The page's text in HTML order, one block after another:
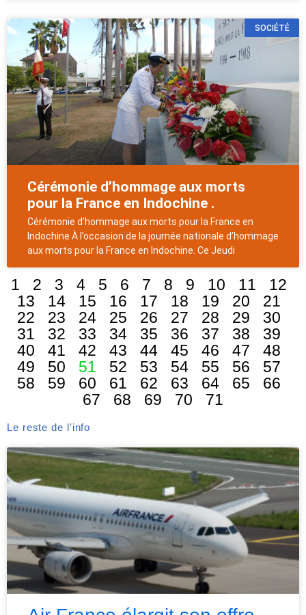
SOCIÉTÉ
Cérémonie d’hommage aux morts
pour la France en Indochine .
Cérémonie d’hommage aux morts pour la France en
Indochine À l’occasion de la journée nationale d’hommage
aux morts pour la France en Indochine. Ce Jeudi
1 2 3 4 5 6 7 8 9 10 11
12
13
14 15 16 17 18 19 20
21
22
23 24 25 26 27 28 29
30
31
32 33 34 35 36 37 38
39
40
41 42 43 44 45 46 47
48
49
50 51 52 53 54 55 56
57
58
59 60 61 62 63 64 65
66
67
68 69 70 71
Le reste de l'info